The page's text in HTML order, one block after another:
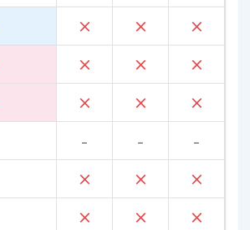
× × ×
× × ×
× × ×
- - -
× × ×
× × ×